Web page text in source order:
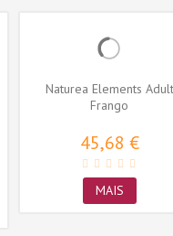
Naturea Elements Adult
Frango
45,68 €
MAIS